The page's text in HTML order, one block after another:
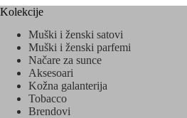
Kolekcije
Muški i ženski satovi
Muški i ženski parfemi
Načare za sunce
Aksesoari
Kožna galanterija
Tobacco
Brendovi